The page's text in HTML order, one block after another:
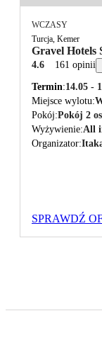
WCZASY
Turcja, Kemer
Gravel Hotels
4.6 161 opinii
Termin 14.05 -
Miejsce wylotu
Pokój Pokój 2
Wyżywienie All
Organizator
SPRAWDŹ